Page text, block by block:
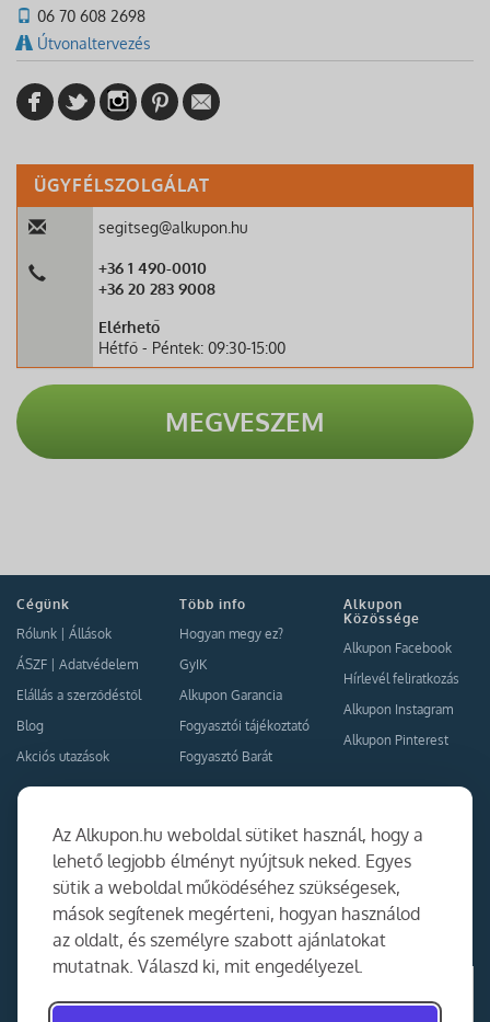
Az Alkupon.hu weboldal sütiket használ, hogy a
lehető legjobb élményt nyújtsuk neked. Egyes
sütik a weboldal működéséhez szükségesek,
mások segítenek megérteni, hogyan használod
az oldalt, és személyre szabott ajánlatokat
mutatnak. Válaszd ki, mit engedélyezel.
06 70 608 2698
Útvonaltervezés
ÜGYFÉLSZOLGÁLAT
segitseg@alkupon.hu
+36 1 490-0010
+36 20 283 9008
Elérhető
Hétfő - Péntek: 09:30-15:00
MEGVESZEM
Cégünk
Rólunk
Állások
ÁSZF
Adatvédelem
Elállás a szerződéstől
Blog
Akciós utazások
Több info
Hogyan megy ez?
GyIK
Alkupon Garancia
Fogyasztói tájékoztató
Fogyasztó Barát
Alkupon
Közössége
Alkupon Facebook
Hírlevél feliratkozás
Alkupon Instagram
Alkupon Pinterest
Együttműködés
Kapcsolat
Ajánlj nekünk!
Partner Belépés